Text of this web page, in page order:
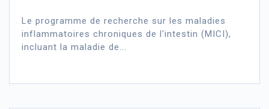
Le programme de recherche sur les maladies
inflammatoires chroniques de l'intestin (MICI),
incluant la maladie de...